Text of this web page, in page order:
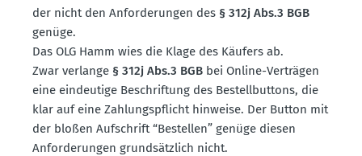
der nicht den Anfor­de­rungen des § 312j Abs.3 BGB
genüge.
Das OLG Hamm wies die Klage des Käufers ab.
Zwar verlange § 312j Abs.3 BGB bei Online-Verträgen
eine eindeutige Beschriftung des Bestell­buttons, die
klar auf eine Zahlungs­pflicht hinweise. Der Button mit
der bloßen Aufschrift “Bestellen” genüge diesen
Anfor­de­rungen grund­sätzlich nicht.